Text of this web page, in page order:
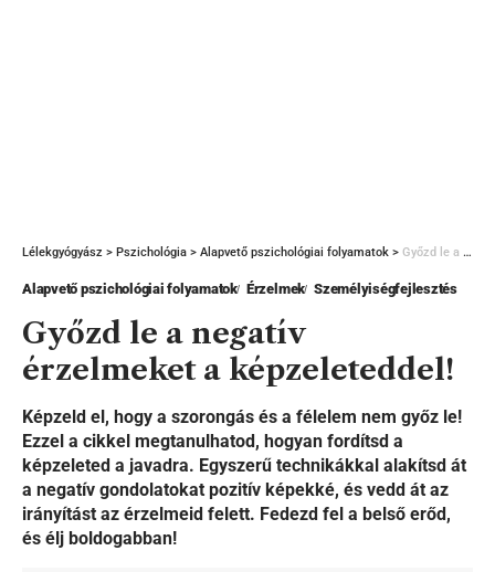
Lélekgyógyász > Pszichológia > Alapvető pszichológiai folyamatok > Győzd le a negatív érzelmeket a képzeleteddel!
Alapvető pszichológiai folyamatok Érzelmek Személyiségfejlesztés
Győzd le a negatív
érzelmeket a képzeleteddel!
Képzeld el, hogy a szorongás és a félelem nem győz le!
Ezzel a cikkel megtanulhatod, hogyan fordítsd a
képzeleted a javadra. Egyszerű technikákkal alakítsd át
a negatív gondolatokat pozitív képekké, és vedd át az
irányítást az érzelmeid felett. Fedezd fel a belső erőd,
és élj boldogabban!